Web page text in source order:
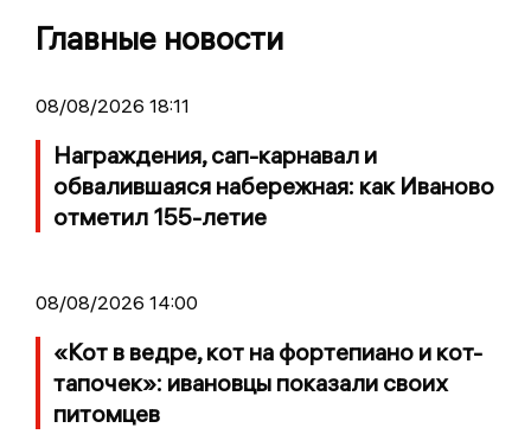
Главные новости
08/08/2026 18:11
Награждения, сап-карнавал и
обвалившаяся набережная: как Иваново
отметил 155-летие
08/08/2026 14:00
«Кот в ведре, кот на фортепиано и кот-
тапочек»: ивановцы показали своих
питомцев